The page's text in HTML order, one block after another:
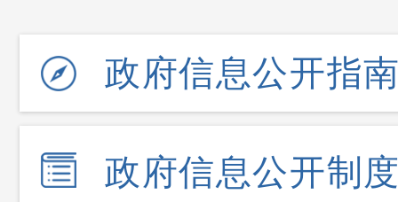
政府信息公开指
政府信息公开制